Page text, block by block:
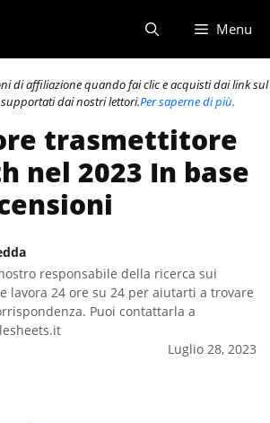
Menu
di affiliazione quando fai clic e acquisti dai link sul
dai nostri lettori.Per saperne di più.
trasmettitore
nel 2023 In base
responsabile della ricerca sui
lavora 24 ore su 24 per aiutarti a trovare
Puoi contattarla a
Luglio 28, 2023